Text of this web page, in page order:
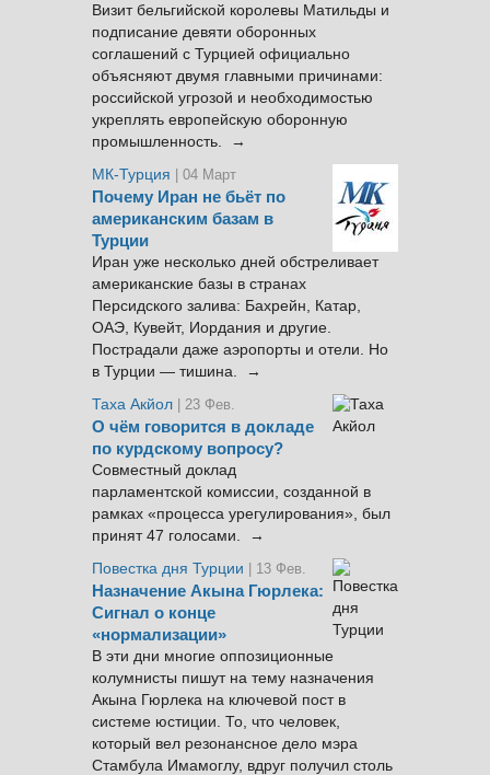
Визит бельгийской королевы Матильды и
подписание девяти оборонных
соглашений с Турцией официально
объясняют двумя главными причинами:
российской угрозой и необходимостью
укреплять европейскую оборонную
промышленность. →
МК-Турция
| 04 Март
Почему Иран не бьёт по
американским базам в
Турции
Иран уже несколько дней обстреливает
американские базы в странах
Персидского залива: Бахрейн, Катар,
ОАЭ, Кувейт, Иордания и другие.
Пострадали даже аэропорты и отели. Но
в Турции — тишина. →
Таха Акйол | 23 Фев.
О чём говорится в докладе
по курдскому вопросу?
Совместный доклад
парламентской комиссии, созданной в
рамках «процесса урегулирования», был
принят 47 голосами. →
Повестка дня Турции
| 13 Фев.
Назначение Акына Гюрлека:
Сигнал о конце
«нормализации»
В эти дни многие оппозиционные
колумнисты пишут на тему назначения
Акына Гюрлека на ключевой пост в
системе юстиции. То, что человек,
который вел резонансное дело мэра
Стамбула Имамоглу, вдруг получил столь